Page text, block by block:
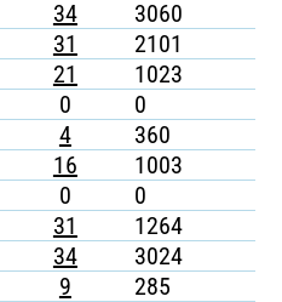
34 3060
31 2101
21 1023
0 0
4 360
16 1003
0 0
31 1264
34 3024
9 285